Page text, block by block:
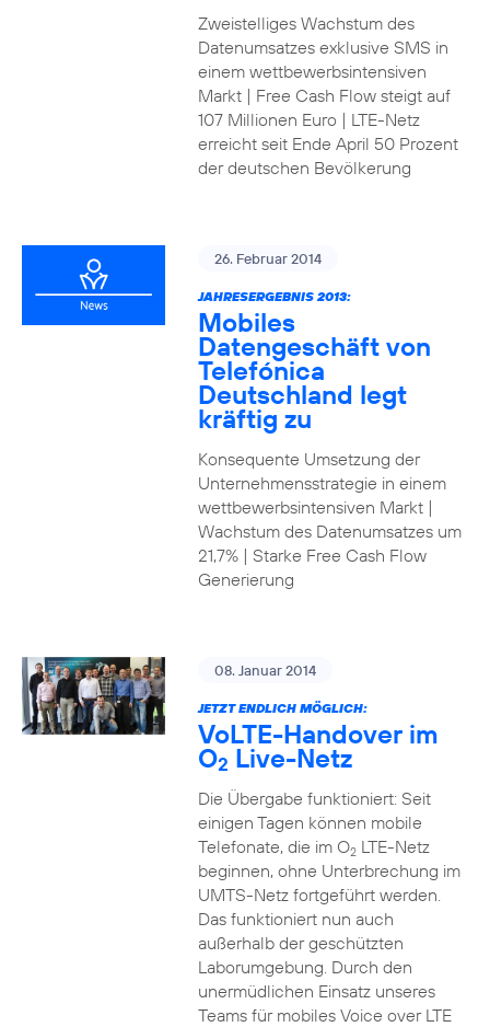
Zweistelliges Wachstum des
Datenumsatzes exklusive SMS in
einem wettbewerbsintensiven
Markt | Free Cash Flow steigt auf
107 Millionen Euro | LTE-Netz
erreicht seit Ende April 50 Prozent
der deutschen Bevölkerung
26. Februar 2014
JAHRESERGEBNIS 2013:
Mobiles
Datengeschäft von
Telefónica
Deutschland legt
kräftig zu
Konsequente Umsetzung der
Unternehmensstrategie in einem
wettbewerbsintensiven Markt |
Wachstum des Datenumsatzes um
21,7% | Starke Free Cash Flow
Generierung
08. Januar 2014
JETZT ENDLICH MÖGLICH:
VoLTE-Handover im
O2 Live-Netz
Die Übergabe funktioniert: Seit
einigen Tagen können mobile
Telefonate, die im O2LTE-Netz
beginnen, ohne Unterbrechung im
UMTS-Netz fortgeführt werden.
Das funktioniert nun auch
außerhalb der geschützten
Laborumgebung. Durch den
unermüdlichen Einsatz unseres
Teams für mobiles Voice over LTE